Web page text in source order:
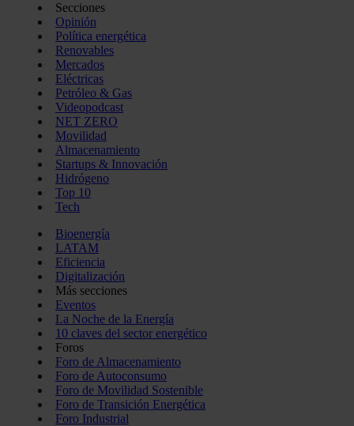
Secciones
Opinión
Política energética
Renovables
Mercados
Eléctricas
Petróleo & Gas
Videopodcast
NET ZERO
Movilidad
Almacenamiento
Startups & Innovación
Hidrógeno
Top 10
Tech
Bioenergía
LATAM
Eficiencia
Digitalización
Más secciones
Eventos
La Noche de la Energía
10 claves del sector energético
Foros
Foro de Almacenamiento
Foro de Autoconsumo
Foro de Movilidad Sostenible
Foro de Transición Energética
Foro Industrial